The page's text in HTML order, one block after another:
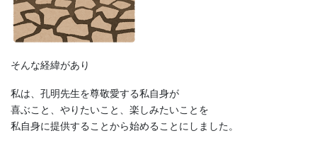
そんな経緯があり
私は、孔明先生を尊敬愛する私自身が
喜ぶこと、やりたいこと、楽しみたいことを
私自身に提供することから始めることにしました。